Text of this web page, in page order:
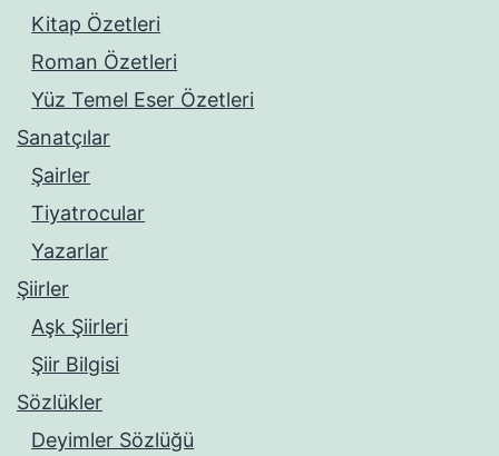
Kitap Özetleri
Roman Özetleri
Yüz Temel Eser Özetleri
Sanatçılar
Şairler
Tiyatrocular
Yazarlar
Şiirler
Aşk Şiirleri
Şiir Bilgisi
Sözlükler
Deyimler Sözlüğü